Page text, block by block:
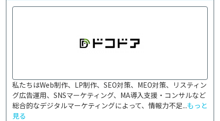
私たちはWeb制作、LP制作、SEO対策、MEO対策、リスティン
グ広告運用、SNSマーケティング、MA導入支援・コンサルなど
総合的なデジタルマーケティングによって、情報力不足...もっと
見る